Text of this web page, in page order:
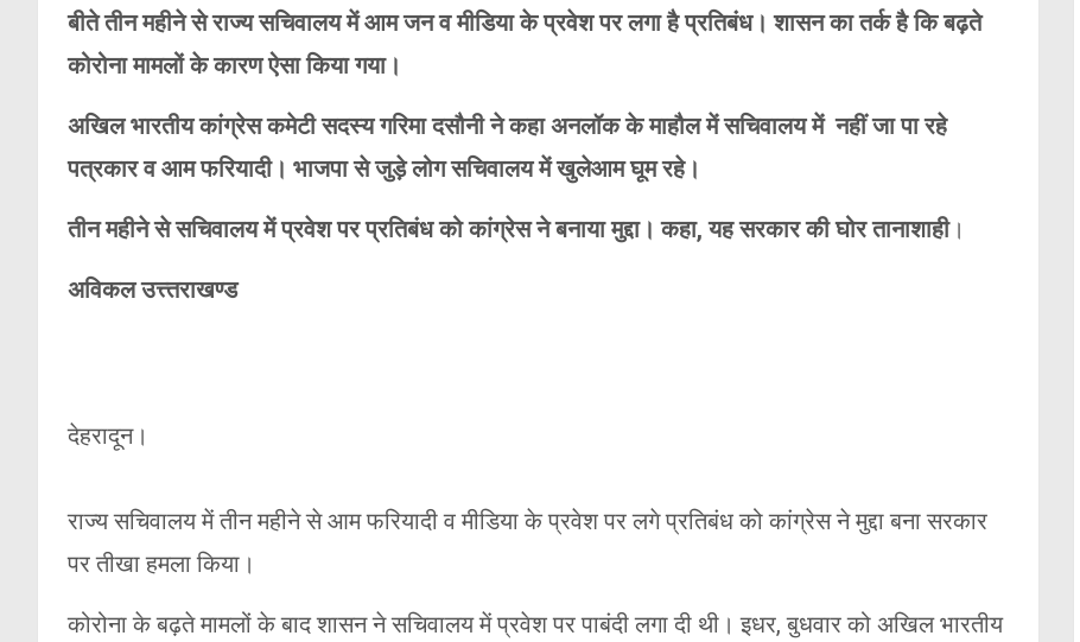
बीते तीन महीने से राज्य सचिवालय में आम जन व मीडिया के प्रवेश पर लगा है प्रतिबंध। शासन का तर्क है कि बढ़ते
कोरोना मामलों के कारण ऐसा किया गया।
अखिल भारतीय कांग्रेस कमेटी सदस्य गरिमा दसौनी ने कहा अनलॉक के माहौल में सचिवालय में नहीं जा पा रहे
पत्रकार व आम फरियादी। भाजपा से जुड़े लोग सचिवालय में खुलेआम घूम रहे।
तीन महीने से सचिवालय में प्रवेश पर प्रतिबंध को कांग्रेस ने बनाया मुद्दा। कहा, यह सरकार की घोर तानाशाही।
अविकल उत्त्तराखण्ड
देहरादून।
राज्य सचिवालय में तीन महीने से आम फरियादी व मीडिया के प्रवेश पर लगे प्रतिबंध को कांग्रेस ने मुद्दा बना सरकार
पर तीखा हमला किया।
कोरोना के बढ़ते मामलों के बाद शासन ने सचिवालय में प्रवेश पर पाबंदी लगा दी थी। इधर, बुधवार को अखिल भारतीय